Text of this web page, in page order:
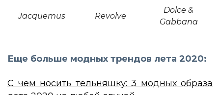
Jacquemus Revolve
Dolce &
Gabbana
Еще больше модных трендов лета 2020:
С чем носить тельняшку: 3 модных образа